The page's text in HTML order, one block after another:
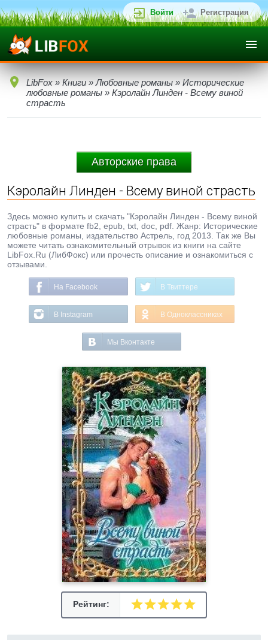
Войти Регистрация
LibFox » Книги » Любовные романы » Исторические
любовные романы » Кэролайн Линден - Всему виной
страсть
Авторские права
Кэролайн Линден - Всему виной страсть
Здесь можно купить и скачать "Кэролайн Линден - Всему виной
страсть" в формате fb2, epub, txt, doc, pdf. Жанр: Исторические
любовные романы, издательство Астрель, год 2013. Так же Вы
можете читать ознакомительный отрывок из книги на сайте
LibFox.Ru (ЛибФокс) или прочесть описание и ознакомиться с
отзывами.
На Facebook В Твиттере
В Instagram В Одноклассниках
Мы Вконтакте
Рейтинг: